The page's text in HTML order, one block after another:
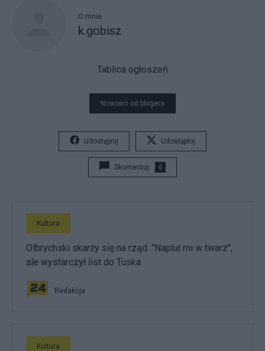
O mnie
k.gobisz
Tablica ogłoszeń
Nowości od blogera
Udostępnij Udostępnij
Skomentuj 6
Kultura
Olbrychski skarży się na rząd. "Napluł mi w twarz",
ale wystarczył list do Tuska
Redakcja
Kultura